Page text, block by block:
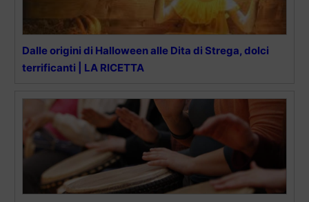
Dalle origini di Halloween alle Dita di Strega, dolci
terrificanti | LA RICETTA